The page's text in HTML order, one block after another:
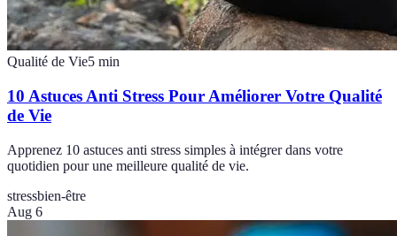
Qualité de Vie5 min
10 Astuces Anti Stress Pour Améliorer Votre Qualité
de Vie
Apprenez 10 astuces anti stress simples à intégrer dans votre
quotidien pour une meilleure qualité de vie.
stressbien-être
Aug 6